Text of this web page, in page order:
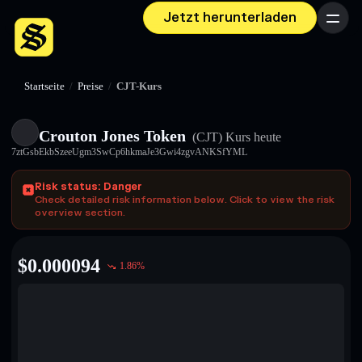
Jetzt herunterladen Menü
Startseite / Preise / CJT-Kurs
Crouton Jones Token (CJT) Kurs heute
7ztGsbEkbSzeeUgm3SwCp6hkmaJe3Gwi4zgvANKSfYML
Risk status: Danger
Check detailed risk information below. Click to view the risk
overview section.
$0.000094 1.86%